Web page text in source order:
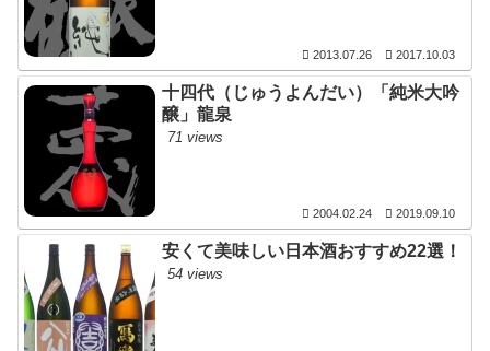
2013.07.26 2017.10.03
十四代（じゅうよんだい）「純米大吟
醸」龍泉
71 views
2004.02.24 2019.09.10
安くて美味しい日本酒おすすめ22選！
54 views